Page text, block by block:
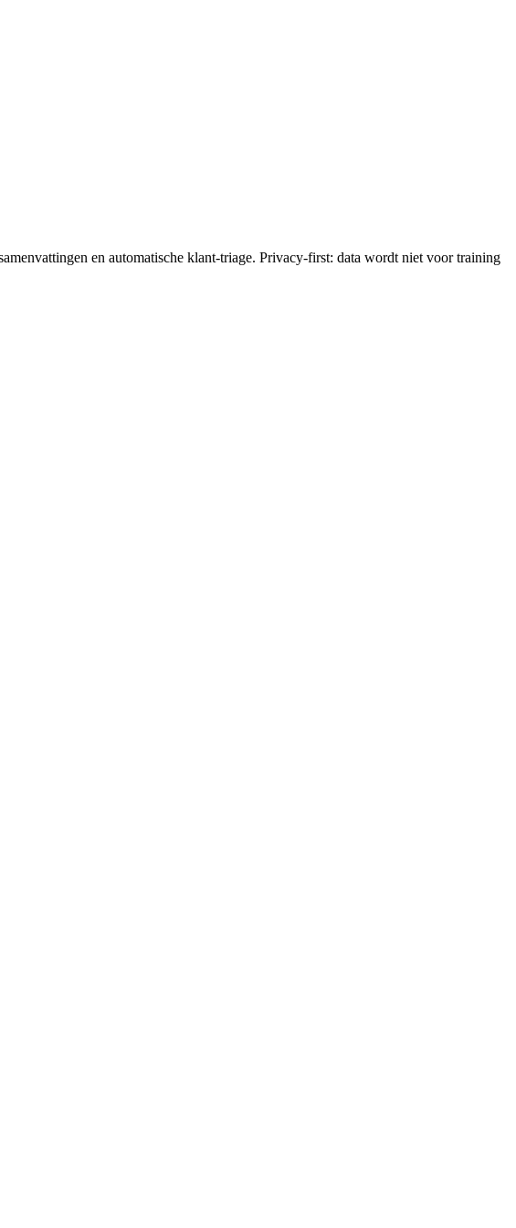
en automatische klant-triage. Privacy-first: data wordt niet voor training